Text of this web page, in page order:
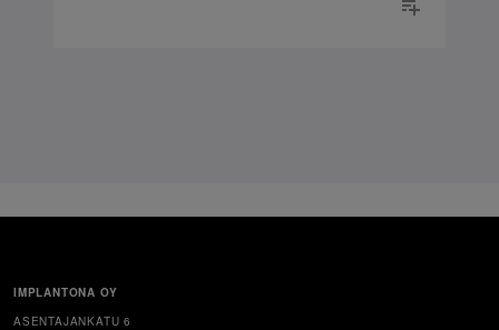
IMPLANTONA OY
ASENTAJANKATU 6